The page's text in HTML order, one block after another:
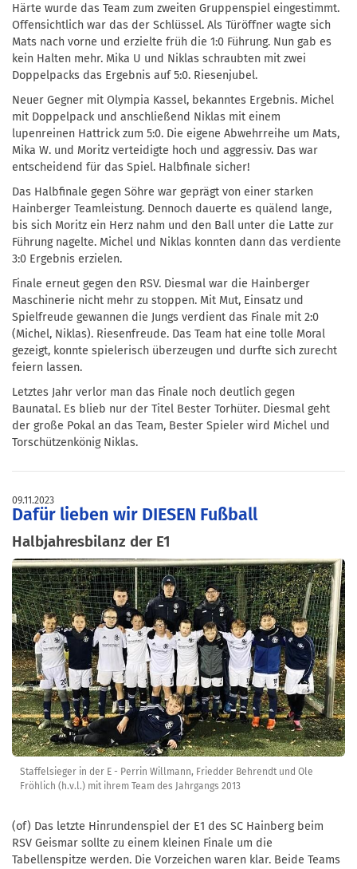
Härte wurde das Team zum zweiten Gruppenspiel eingestimmt.
Offensichtlich war das der Schlüssel. Als Türöffner wagte sich
Mats nach vorne und erzielte früh die 1:0 Führung. Nun gab es
kein Halten mehr. Mika U und Niklas schraubten mit zwei
Doppelpacks das Ergebnis auf 5:0. Riesenjubel.
Neuer Gegner mit Olympia Kassel, bekanntes Ergebnis. Michel
mit Doppelpack und anschließend Niklas mit einem
lupenreinen Hattrick zum 5:0. Die eigene Abwehrreihe um Mats,
Mika W. und Moritz verteidigte hoch und aggressiv. Das war
entscheidend für das Spiel. Halbfinale sicher!
Das Halbfinale gegen Söhre war geprägt von einer starken
Hainberger Teamleistung. Dennoch dauerte es quälend lange,
bis sich Moritz ein Herz nahm und den Ball unter die Latte zur
Führung nagelte. Michel und Niklas konnten dann das verdiente
3:0 Ergebnis erzielen.
Finale erneut gegen den RSV. Diesmal war die Hainberger
Maschinerie nicht mehr zu stoppen. Mit Mut, Einsatz und
Spielfreude gewannen die Jungs verdient das Finale mit 2:0
(Michel, Niklas). Riesenfreude. Das Team hat eine tolle Moral
gezeigt, konnte spielerisch überzeugen und durfte sich zurecht
feiern lassen.
Letztes Jahr verlor man das Finale noch deutlich gegen
Baunatal. Es blieb nur der Titel Bester Torhüter. Diesmal geht
der große Pokal an das Team, Bester Spieler wird Michel und
Torschützenkönig Niklas.
09.11.2023
Dafür lieben wir DIESEN Fußball
Halbjahresbilanz der E1
Staffelsieger in der E - Perrin Willmann, Friedder Behrendt und Ole
Fröhlich (h.v.l.) mit ihrem Team des Jahrgangs 2013
(of) Das letzte Hinrundenspiel der E1 des SC Hainberg beim
RSV Geismar sollte zu einem kleinen Finale um die
Tabellenspitze werden. Die Vorzeichen waren klar. Beide Teams